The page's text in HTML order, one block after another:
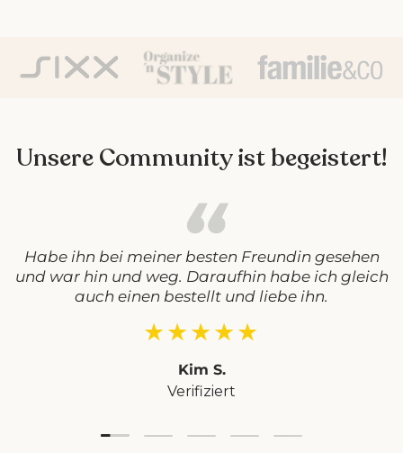
Unsere Community ist begeistert!
Habe ihn bei meiner besten Freundin gesehen
und war hin und weg. Daraufhin habe ich gleich
auch einen bestellt und liebe ihn.
★★★★★
Kim S.
Verifiziert